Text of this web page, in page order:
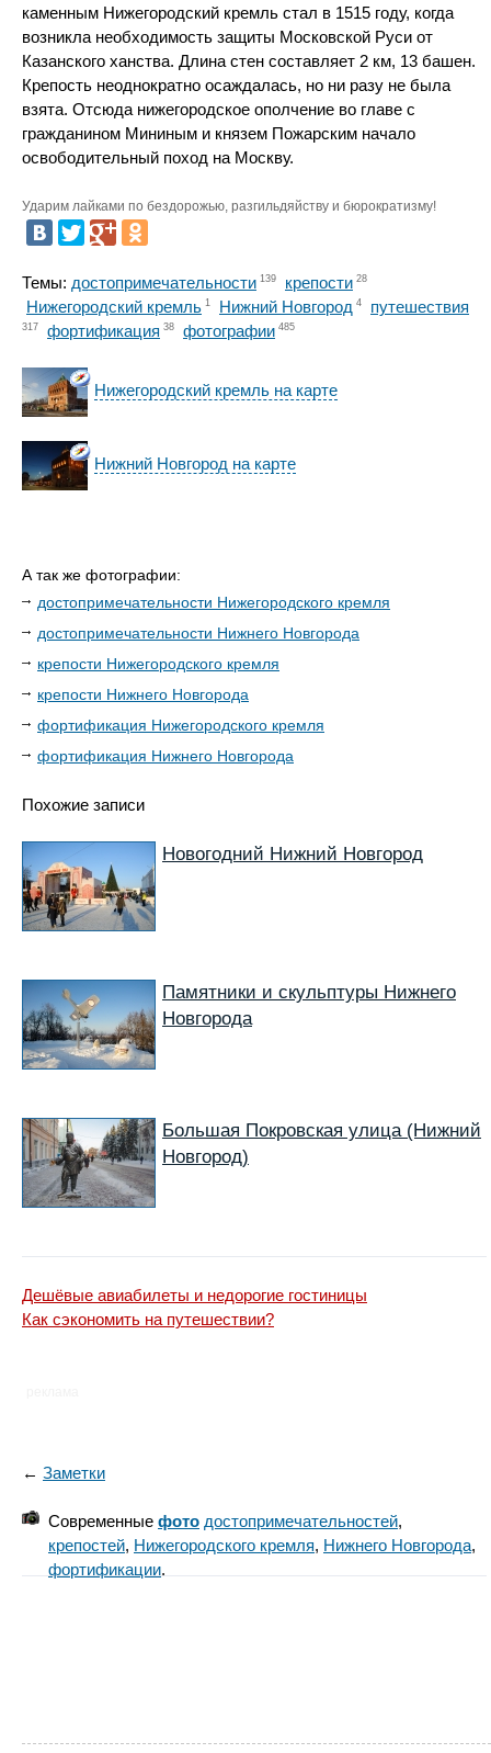
каменным Нижегородский кремль стал в 1515 году, когда
возникла необходимость защиты Московской Руси от
Казанского ханства. Длина стен составляет 2 км, 13 башен.
Крепость неоднократно осаждалась, но ни разу не была
взята. Отсюда нижегородское ополчение во главе с
гражданином Мининым и князем Пожарским начало
освободительный поход на Москву.
Ударим лайками по бездорожью, разгильдяйству и бюрократизму!
Темы: достопримечательности 139 крепости 28
Нижегородский кремль 1 Нижний Новгород 4 путешествия
317 фортификация 38 фотографии 485
Нижегородский кремль на карте
Нижний Новгород на карте
А так же фотографии:
достопримечательности Нижегородского кремля
достопримечательности Нижнего Новгорода
крепости Нижегородского кремля
крепости Нижнего Новгорода
фортификация Нижегородского кремля
фортификация Нижнего Новгорода
Похожие записи
Новогодний Нижний Новгород
Памятники и скульптуры Нижнего
Новгорода
Большая Покровская улица (Нижний
Новгород)
Дешёвые авиабилеты и недорогие гостиницы
Как сэкономить на путешествии?
← Заметки
Современные фото достопримечательностей,
крепостей, Нижегородского кремля, Нижнего Новгорода,
фортификации.